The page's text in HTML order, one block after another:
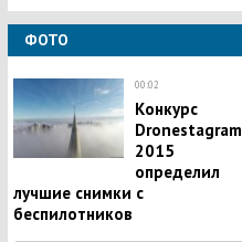
ФОТО
00:02
Конкурс
Dronestagram
2015
определил
лучшие снимки с
беспилотников